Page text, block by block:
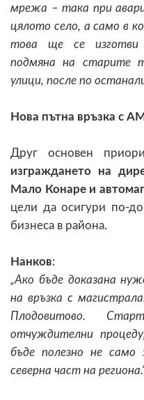
мрежа – така при
цялото село, а само в
това ще се изготви
подмяна на старите
улици, после по
Нова пътна връзка с
Друг основен
изграждането на
Мало Конаре и
цели да осигури по-
бизнеса в района.
Нанков:
„Ако бъде доказана
на връзка с
Плодовитово.
отчуждителни
бъде полезно не
северна част на